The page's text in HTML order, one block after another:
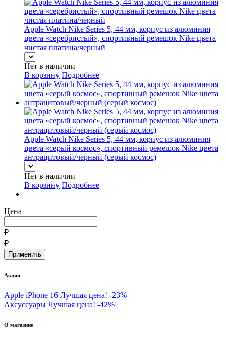
Apple Watch Nike Series 5, 44 мм, корпус из алюминия
цвета «серебристый», спортивный ремешок Nike цвета
чистая платина/черный
Нет в наличии
В корзину Подробнее
Apple Watch Nike Series 5, 44 мм, корпус из алюминия
цвета «серый космос», спортивный ремешок Nike цвета
антрацитовый/черный (серый космос)
Нет в наличии
В корзину Подробнее
Цена
₽
₽
Акции
Apple iPhone 16 Лучшая цена! -23%
Аксуссуары Лучшая цена! -42%
О магазине